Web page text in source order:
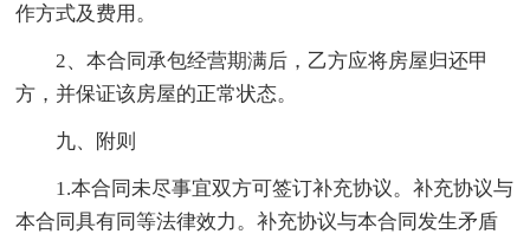
作方式及费用。
2、本合同承包经营期满后，乙方应将房屋归还甲
方，并保证该房屋的正常状态。
九、附则
1.本合同未尽事宜双方可签订补充协议。补充协议与
本合同具有同等法律效力。补充协议与本合同发生矛盾